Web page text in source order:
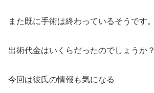
また既に手術は終わっているそうです。
出術代金はいくらだったのでしょうか？
今回は彼氏の情報も気になる